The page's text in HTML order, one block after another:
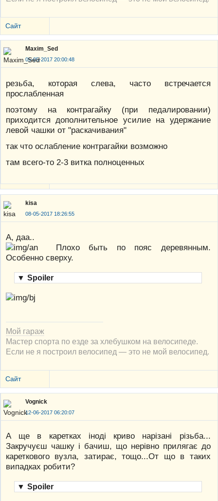
Сайт
Maxim_Sed
05-05-2017 20:00:48
резьба, которая слева, часто встречается
прослабленная
поэтому на контрагайку (при педалировании)
приходится дополнительное усилие на удержание
левой чашки от "раскачивания"
так что ослабление контрагайки возможно
там всего-то 2-3 витка полноценных
kisa
08-05-2017 18:26:55
А, даа..
Плохо быть по пояс деревянным.
Особенно сверху.
▼ Spoiler
Мой гараж
Мастер спорта по езде за хлебушком на велосипеде.
Если не я построил велосипед — это не мой велосипед.
Сайт
Vognick
12-06-2017 06:20:07
А ще в каретках іноді криво нарізані різьба...
Закручуєш чашку і бачиш, що нерівно прилягає до
кареткового вузла, затирає, тощо...От що в таких
випадках робити?
▼ Spoiler